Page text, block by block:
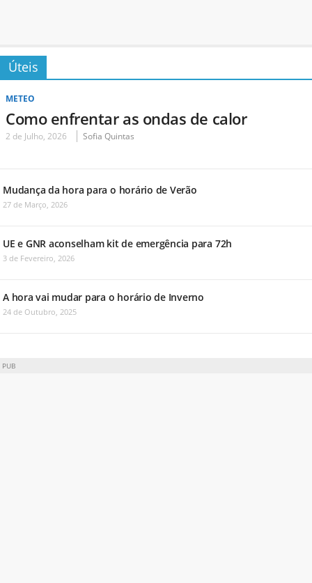
Úteis
METEO
Como enfrentar as ondas de calor
2 de Julho, 2026 Sofia Quintas
Mudança da hora para o horário de Verão
27 de Março, 2026
UE e GNR aconselham kit de emergência para 72h
3 de Fevereiro, 2026
A hora vai mudar para o horário de Inverno
24 de Outubro, 2025
PUB